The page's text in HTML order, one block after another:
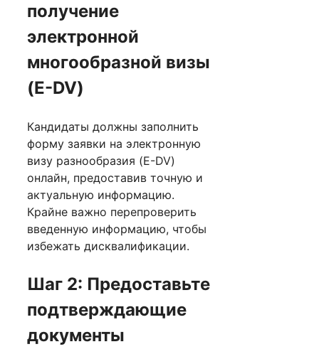
получение
электронной
многообразной визы
(E-DV)
Кандидаты должны заполнить
форму заявки на электронную
визу разнообразия (E-DV)
онлайн, предоставив точную и
актуальную информацию.
Крайне важно перепроверить
введенную информацию, чтобы
избежать дисквалификации.
Шаг 2: Предоставьте
подтверждающие
документы